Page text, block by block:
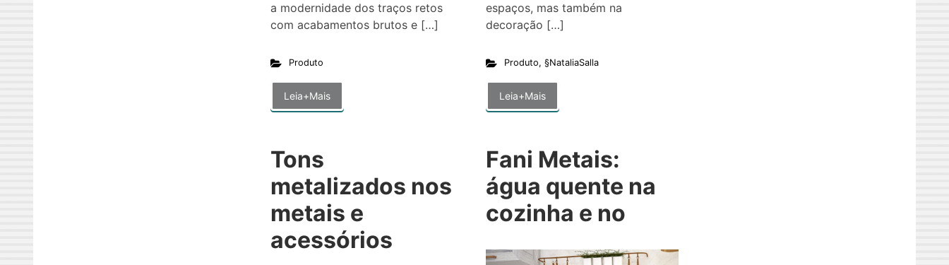
a modernidade dos traços retos
com acabamentos brutos e […]
Produto
Leia+Mais
espaços, mas também na
decoração […]
Produto, §NataliaSalla
Leia+Mais
Tons
metalizados nos
metais e
acessórios
Fani Metais:
água quente na
cozinha e no